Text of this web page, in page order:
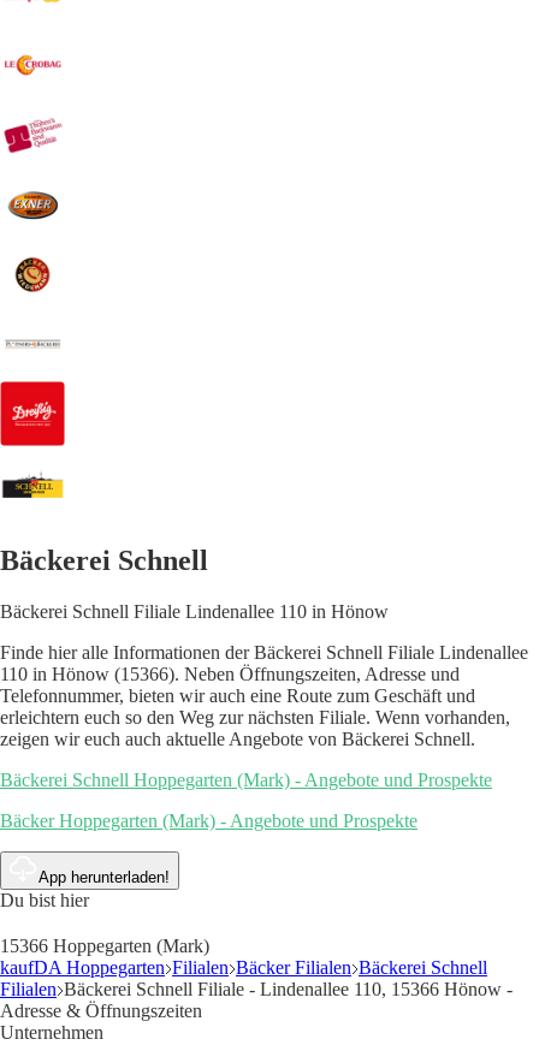
Bäckerei Schnell
Bäckerei Schnell Filiale Lindenallee 110 in Hönow
Finde hier alle Informationen der Bäckerei Schnell Filiale Lindenallee
110 in Hönow (15366). Neben Öffnungszeiten, Adresse und
Telefonnummer, bieten wir auch eine Route zum Geschäft und
erleichtern euch so den Weg zur nächsten Filiale. Wenn vorhanden,
zeigen wir euch auch aktuelle Angebote von Bäckerei Schnell.
Bäckerei Schnell Hoppegarten (Mark) - Angebote und Prospekte
Bäcker Hoppegarten (Mark) - Angebote und Prospekte
App herunterladen!
Du bist hier
15366 Hoppegarten (Mark)
kaufDA Hoppegarten Filialen Bäcker Filialen Bäckerei Schnell
Filialen Bäckerei Schnell Filiale - Lindenallee 110, 15366 Hönow -
Adresse & Öffnungszeiten
Unternehmen